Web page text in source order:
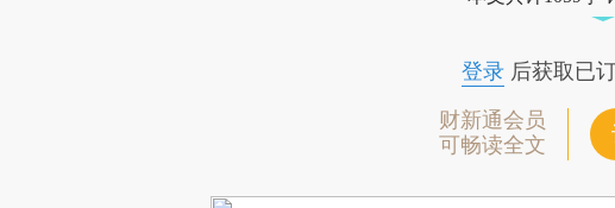
登录后获取已
财新通会员
可畅读全文